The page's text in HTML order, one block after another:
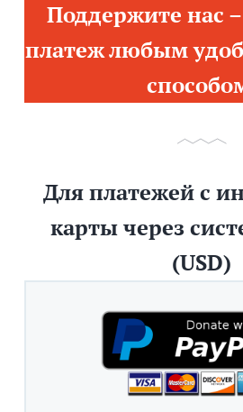
Поддержите нас
платеж любым
Для платежей с
карты через
(USD)